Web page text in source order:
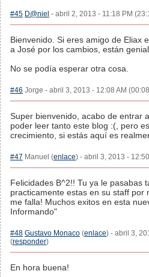
#45 D@niel - abril 2, 2013 - 11:18 PM
Bienvenido. Si eres amigo de Eliax
a José por los cambios, están
No se podía esperar otra cosa.
#46 Jorge - abril 3, 2013 - 12:08 AM
Super bienvenido, acabo de entrar
poder leer tanto este blog :(, pero
crecimiento, si estás aquí es
#47 Manuel (enlace) - abril 3, 2013 -
Felicidades B^2!! Tu ya le pasabas
practicamente estas en su staff por
me falla! Muchos exitos en esta
Informando"
#48 Gustavo Monaco (enlace) - abril 3,
(responder)
En hora buena!